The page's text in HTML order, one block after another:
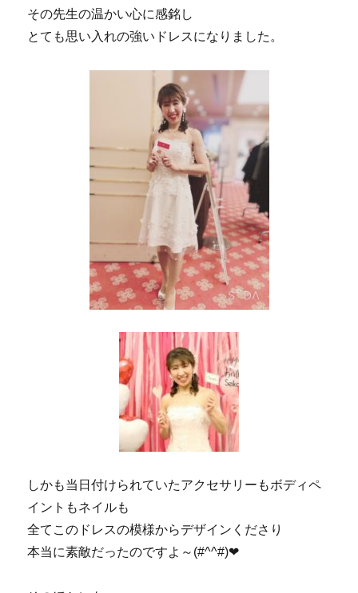
その先生の温かい心に感銘し
とても思い入れの強いドレスになりました。
しかも当日付けられていたアクセサリーもボディペ
イントもネイルも
全てこのドレスの模様からデザインくださり
本当に素敵だったのですよ～(#^^#)❤